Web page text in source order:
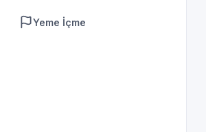
Yeme İçme